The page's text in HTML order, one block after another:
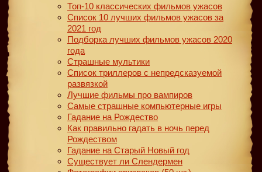
Топ-10 классических фильмов ужасов
Список 10 лучших фильмов ужасов за
2021 год
Подборка лучших фильмов ужасов 2020
года
Страшные мультики
Список триллеров с непредсказуемой
развязкой
Лучшие фильмы про вампиров
Самые страшные компьютерные игры
Гадание на Рождество
Как правильно гадать в ночь перед
Рождеством
Гадание на Старый Новый год
Существует ли Слендермен